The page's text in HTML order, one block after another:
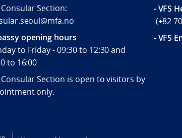
Section:
opening hours
to Friday - 09:30 to 12:30 and
to 16:00
Section is open to visitors by
only.
- VFS
(+82
- VFS